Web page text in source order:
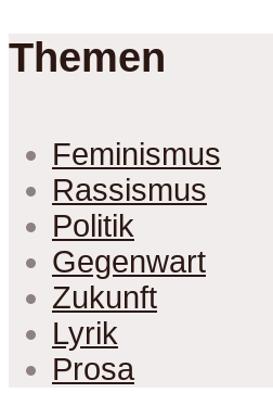
Themen
Feminismus
Rassismus
Politik
Gegenwart
Zukunft
Lyrik
Prosa